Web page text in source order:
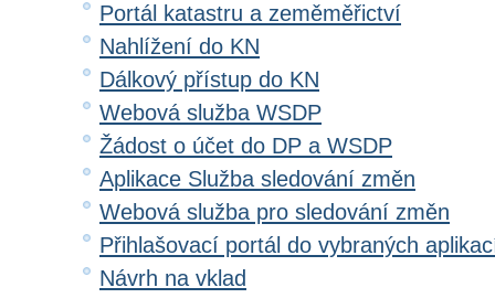
Portál katastru a zeměměřictví
Nahlížení do KN
Dálkový přístup do KN
Webová služba WSDP
Žádost o účet do DP a WSDP
Aplikace Služba sledování změn
Webová služba pro sledování změn
Přihlašovací portál do vybraných
Návrh na vklad